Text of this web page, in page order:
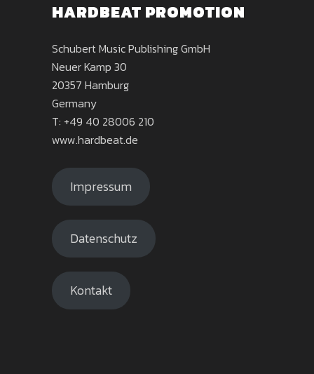
HARDBEAT PROMOTION
Schubert Music Publishing GmbH
Neuer Kamp 30
20357 Hamburg
Germany
T: +49 40 28006 210
www.hardbeat.de
Impressum
Datenschutz
Kontakt